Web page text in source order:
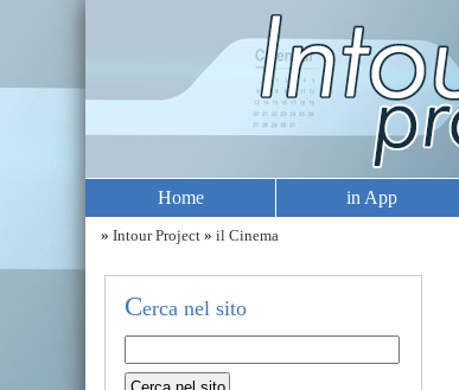
Home in App
» Intour Project » il Cinema
Cerca nel sito